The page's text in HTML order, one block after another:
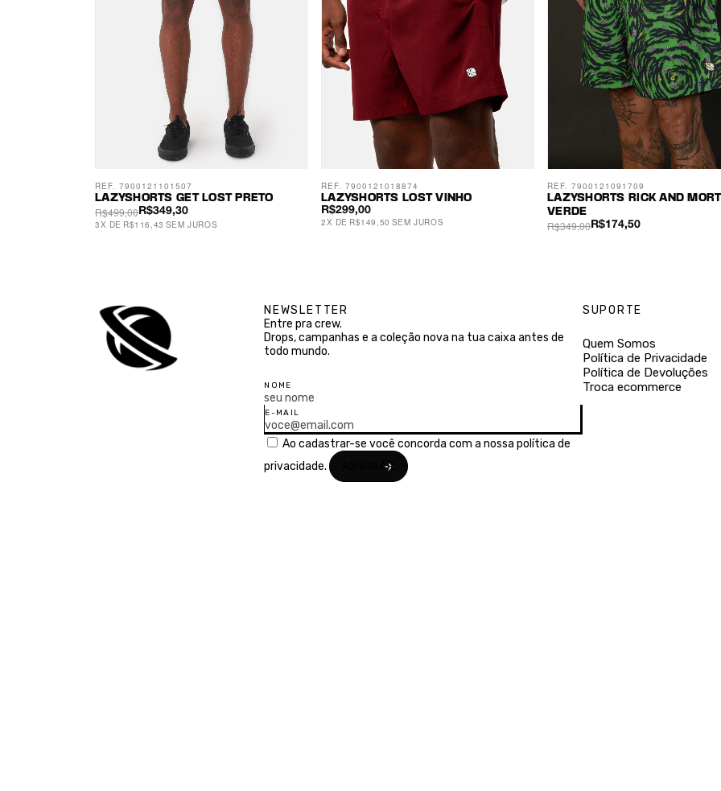
LAZYSHORTS GET LOST PRETO
R$349,30
R$499,00
3X DE R$116,43 SEM JUROS
REF. 7900121101507
LAZYSHORTS LOST VINHO
R$299,00
2X DE R$149,50 SEM JUROS
REF. 7900121018874
LAZYSHORTS RICK AND
VERDE
R$174,50
R$349,00
REF. 7900121091709
NEWSLETTER
Entre pra crew.
Drops, campanhas e a coleção nova na tua caixa antes de
todo mundo.
NOME
E-MAIL
Ao cadastrar-se você concorda com a nossapolítica de
privacidade.
SUPORTE
Quem Somos
Política de Privacidade
Política de Devoluções
Troca ecommerce